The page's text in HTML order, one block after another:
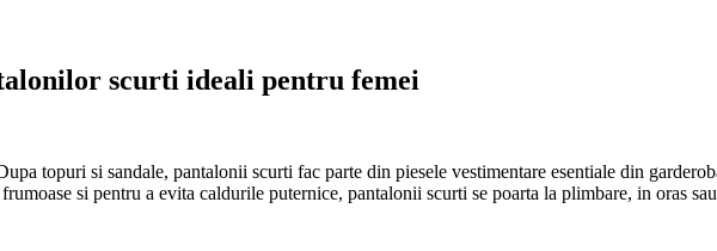
scurti ideali pentru femei
topuri si sandale, pantalonii scurti fac parte din piesele vestimentare esentiale din
si pentru a evita caldurile puternice, pantalonii scurti se poarta la plimbare, in oras